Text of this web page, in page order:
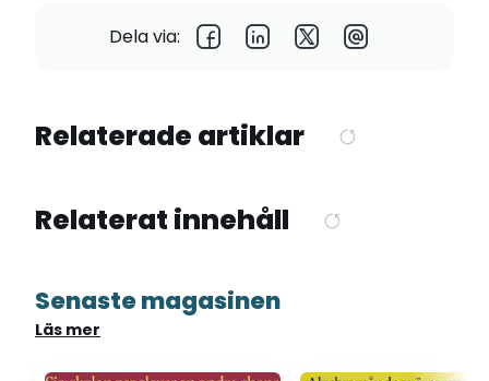
Dela via:
Relaterade artiklar
Relaterat innehåll
Senaste magasinen
Läs mer